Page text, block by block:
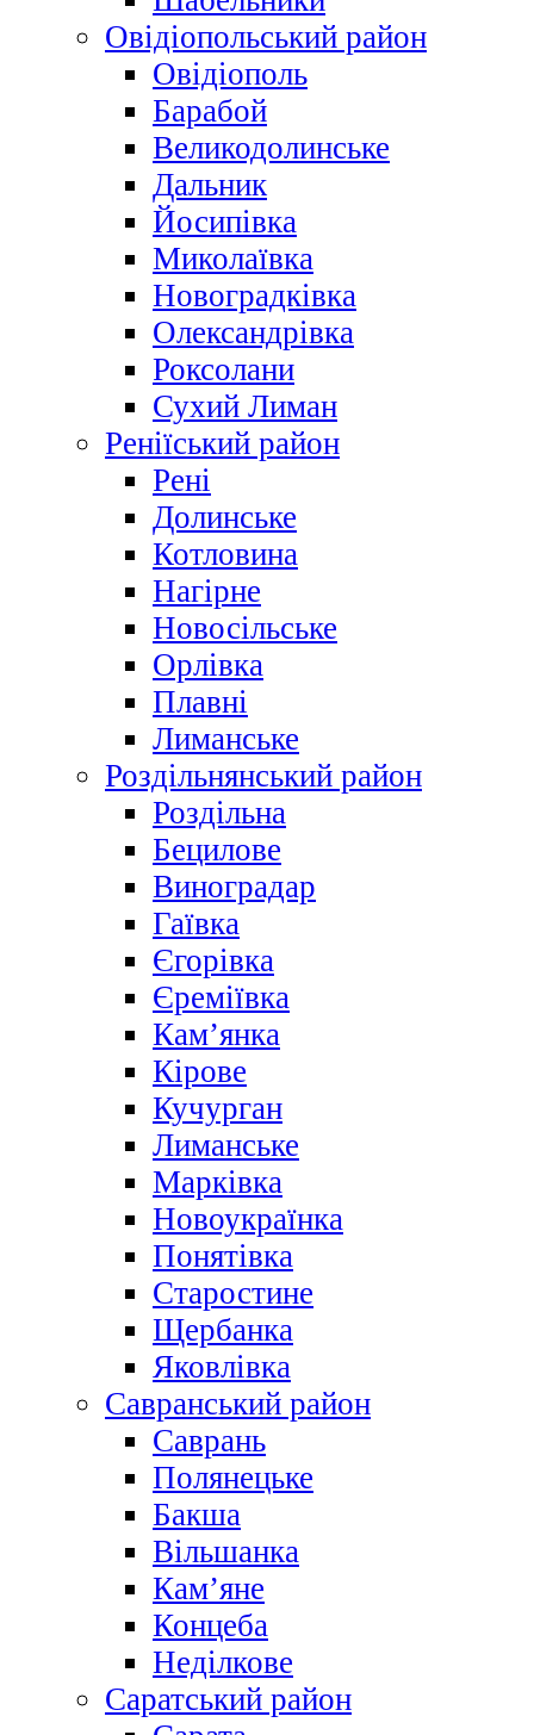
Овідіопольський район
Овідіополь
Барабой
Великодолинське
Дальник
Йосипівка
Миколаївка
Новоградківка
Олександрівка
Роксолани
Сухий Лиман
Реніїський район
Рені
Долинське
Котловина
Нагірне
Новосільське
Орлівка
Плавні
Лиманське
Роздільнянський район
Роздільна
Бецилове
Виноградар
Гаївка
Єгорівка
Єреміївка
Кам’янка
Кірове
Кучурган
Лиманське
Марківка
Новоукраїнка
Понятівка
Старостине
Щербанка
Яковлівка
Савранський район
Саврань
Полянецьке
Бакша
Вільшанка
Кам’яне
Концеба
Неділкове
Саратський район